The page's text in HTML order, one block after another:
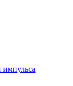
импульса